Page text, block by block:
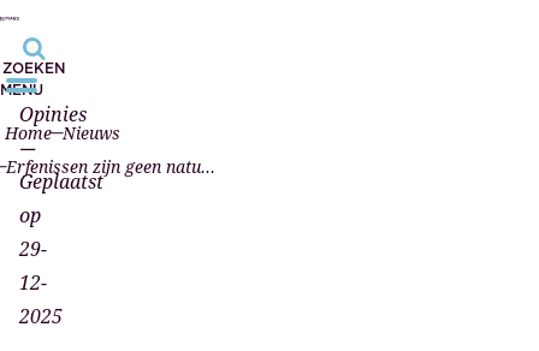
ZOEKEN
MENU
Home Nieuws
Erfenissen zijn geen natuurwet - de overheid kan ingrijpen, en zo de woningmarkt eerlijker maken
Opinies
—
Geplaatst
op
29-
12-
2025